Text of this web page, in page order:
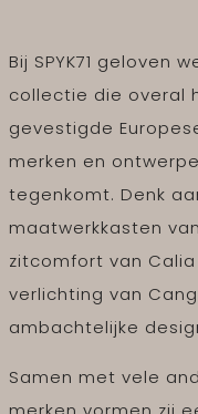
Bij SPYK71 geloven
collectie die overal
gevestigde
merken en
tegenkomt. Denk
maatwerkkasten
zitcomfort van
verlichting van
ambachtelijke
Samen met vele